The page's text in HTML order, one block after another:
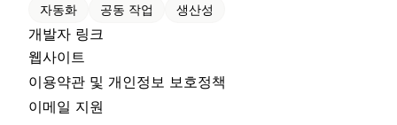
자동화 공동 작업 생산성
개발자 링크
웹사이트
이용약관 및 개인정보 보호정책
이메일 지원